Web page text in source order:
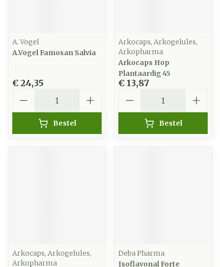
A. Vogel
A.Vogel Famosan Salvia
€ 24,35
Bestel
Arkocaps, Arkogelules,
Arkopharma
Arkocaps Hop
Plantaardig 45
€ 13,87
Bestel
Arkocaps, Arkogelules,
Arkopharma
Deba Pharma
Isoflavonal Forte